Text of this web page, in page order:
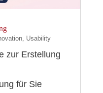
, Usability
zur Erstellung
für Sie